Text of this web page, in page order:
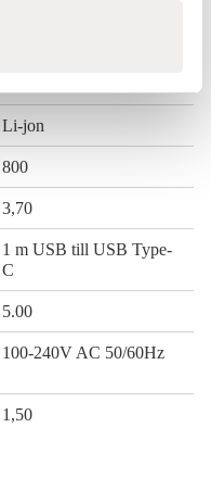
Li-jon
800
3,70
1 m USB till USB Type-
C
5.00
100-240V AC 50/60Hz
1,50